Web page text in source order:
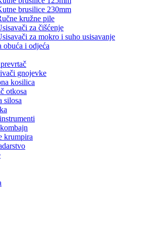
brusilice 230mm
kružne pile
za čišćenje
za mokro i suho usisavanje
obuća i odjeća
gnojevke
kosilica
otkosa
silosa
krumpira